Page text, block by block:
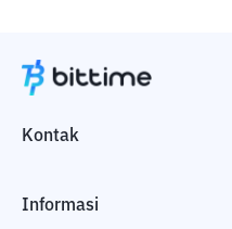
Kontak
Informasi